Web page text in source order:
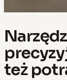
też